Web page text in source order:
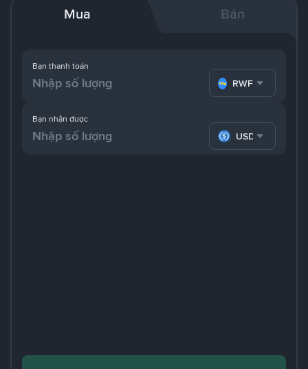
Mua Bán
Bạn thanh toán
RWF
Bạn nhận được
USDC